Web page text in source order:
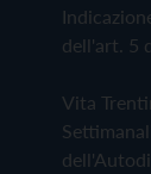
dell'art. 5
Vita